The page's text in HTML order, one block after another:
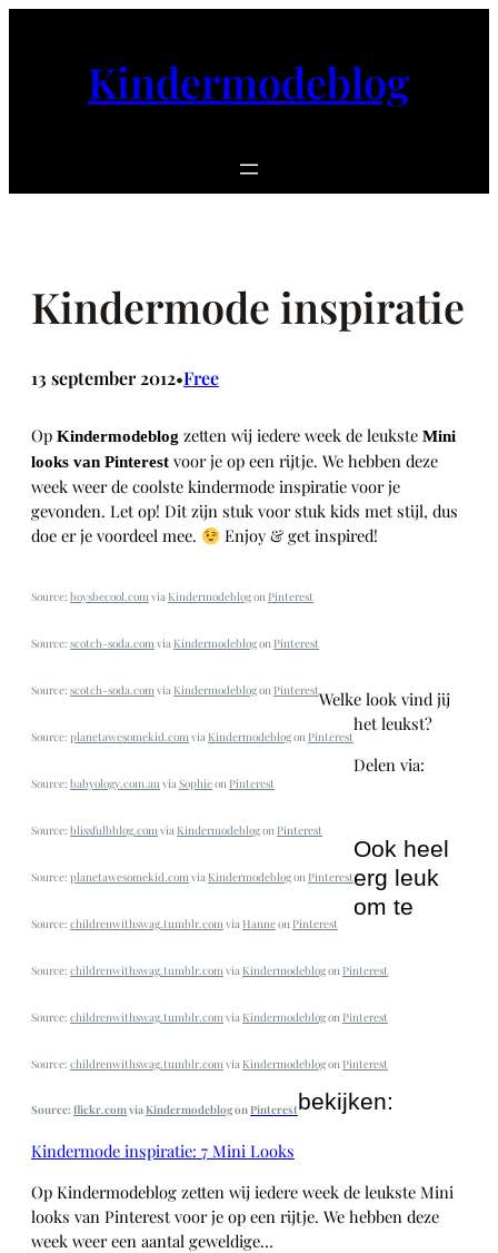
Kindermodeblog
Kindermode inspiratie
13 september 2012•Free
Op Kindermodeblog zetten wij iedere week de leukste Mini
looks van Pinterest voor je op een rijtje. We hebben deze
week weer de coolste kindermode inspiratie voor je
gevonden. Let op! Dit zijn stuk voor stuk kids met stijl, dus
doe er je voordeel mee.
Enjoy & get inspired!
Source: boysbecool.comvia Kindermodeblogon Pinterest
Source: scotch-soda.comvia Kindermodeblogon Pinterest
Source: scotch-soda.comvia Kindermodeblogon Pinterest
Source: planetawesomekid.comvia Kindermodeblogon Pinterest
Source: babyology.com.au viaSophieon Pinterest
Source: blissfulbblog.comvia Kindermodeblogon Pinterest
Source: planetawesomekid.comvia Kindermodeblogon Pinterest
Source: childrenwithswag.tumblr.comvia Hanneon Pinterest
Source: childrenwithswag.tumblr.comvia Kindermodeblogon Pinterest
Source: childrenwithswag.tumblr.comvia Kindermodeblogon Pinterest
Source: childrenwithswag.tumblr.comvia Kindermodeblogon Pinterest
Source: flickr.comvia Kindermodeblogon Pinterest
Welke look vind jij
het leukst?
Delen via:
Ook heel
erg leuk
om te
bekijken:
Kindermode inspiratie: 7 Mini Looks
Op Kindermodeblog zetten wij iedere week de leukste Mini
looks van Pinterest voor je op een rijtje. We hebben deze
week weer een aantal geweldige…